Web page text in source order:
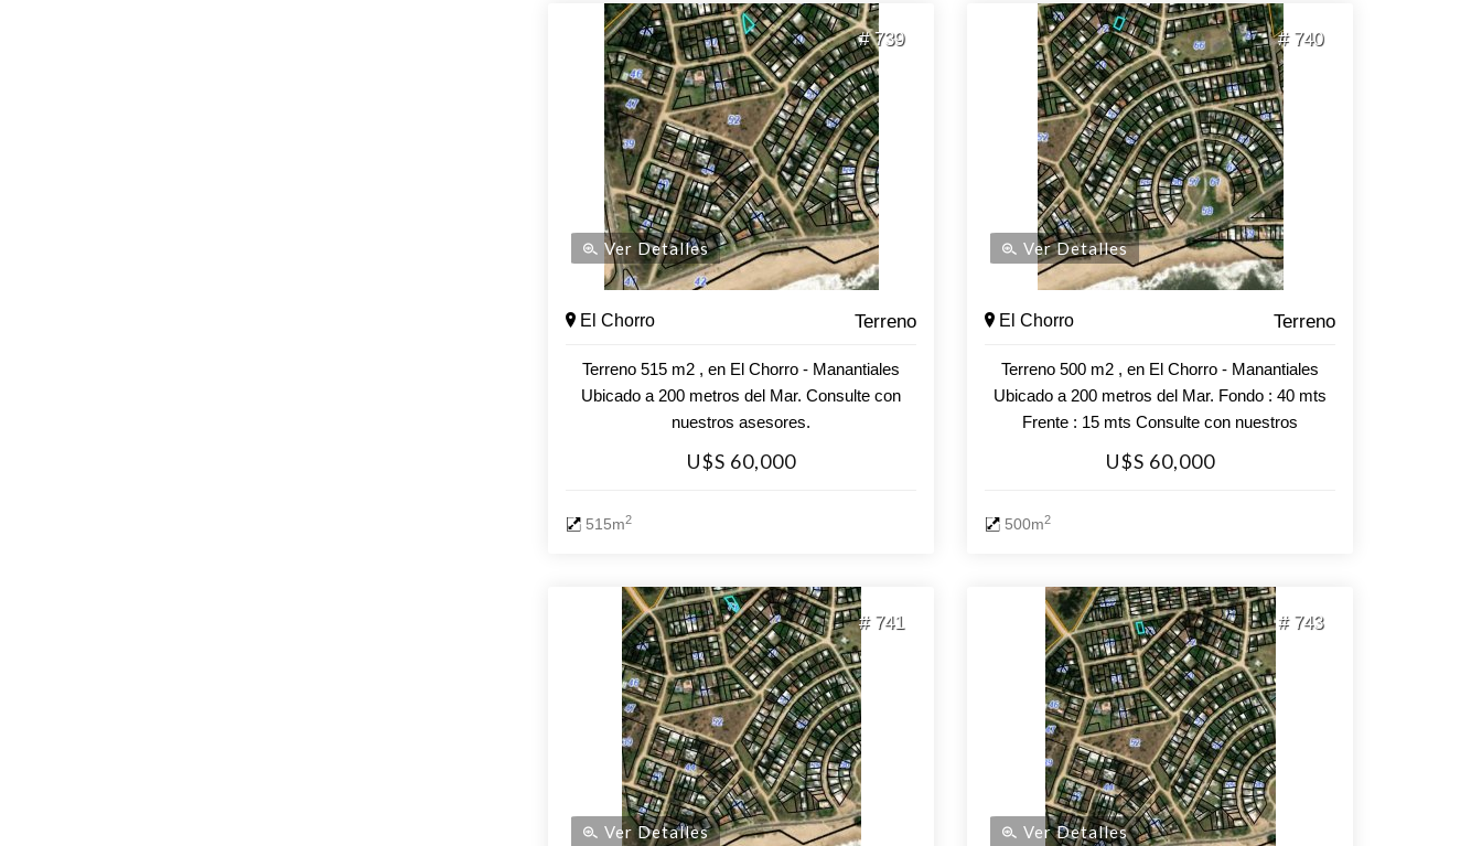
# 739
Ver Detalles
El Chorro Terreno
Terreno 515 m2 , en El Chorro - Manantiales
Ubicado a 200 metros del Mar. Consulte con
nuestros asesores.
U$S 60,000
515m2
# 740
Ver Detalles
El Chorro Terreno
Terreno 500 m2 , en El Chorro - Manantiales
Ubicado a 200 metros del Mar. Fondo : 40 mts
Frente : 15 mts Consulte con nuestros
asesores.
U$S 60,000
500m2
# 741
Ver Detalles
# 743
Ver Detalles